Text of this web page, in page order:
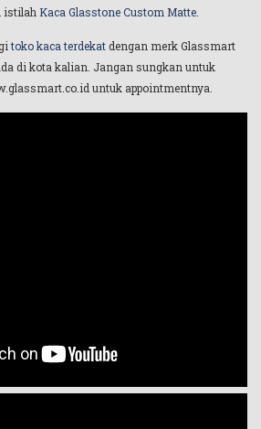
istilah Kaca Glasstone Custom Matte
toko kaca terdekatdengan merk Glassmart
di kota kalian. Jangan sungkan untuk
untuk appointmentnya.